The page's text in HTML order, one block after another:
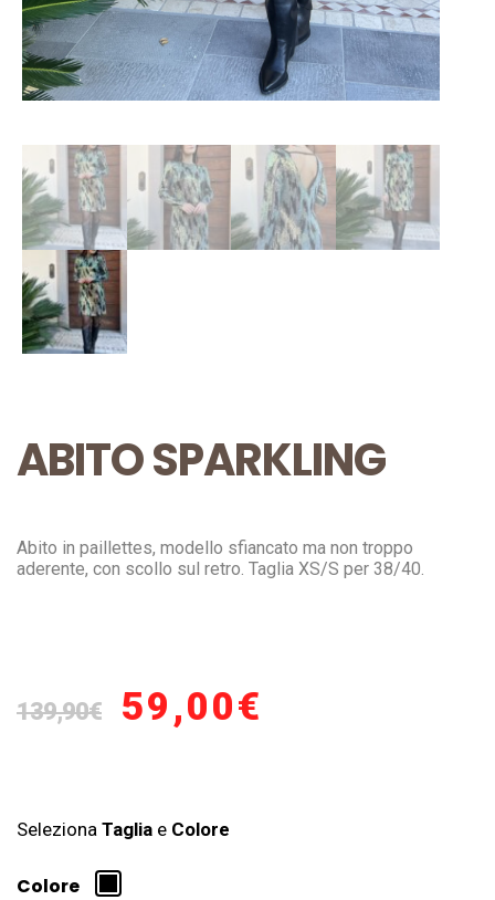
ABITO SPARKLING
Abito in paillettes, modello sfiancato ma non troppo
aderente, con scollo sul retro. Taglia XS/S per 38/40.
139,90€ 59,00€
Seleziona Taglia e Colore
Colore